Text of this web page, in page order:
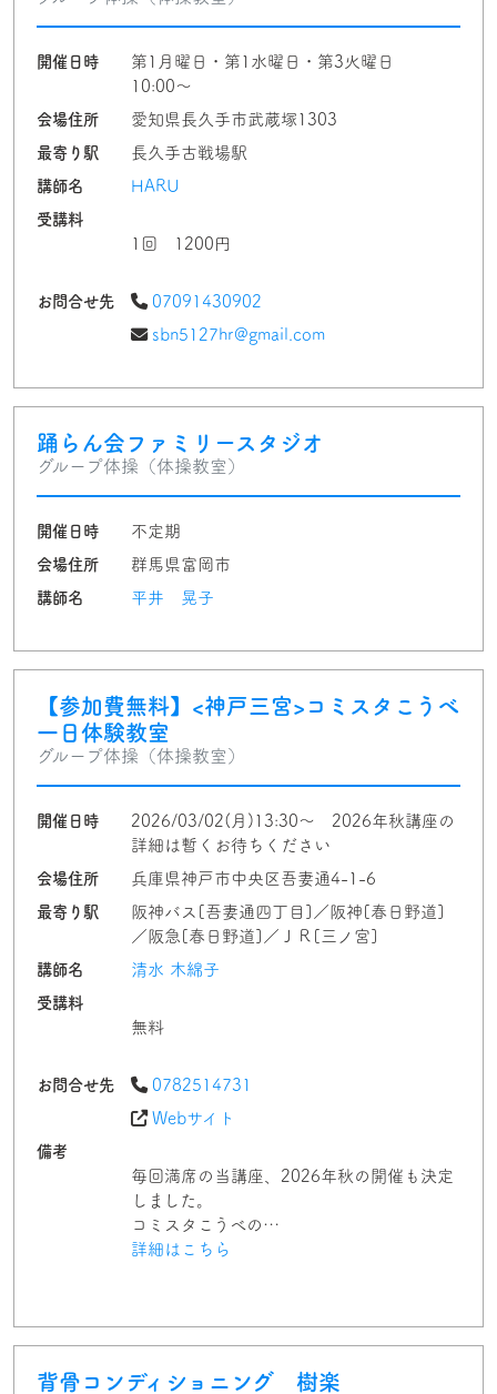
開催日時
第1月曜日・第1水曜日・第3火曜日
10:00〜
会場住所
愛知県長久手市武蔵塚1303
最寄り駅
長久手古戦場駅
講師名
HARU
受講料
1回 1200円
お問合せ先
07091430902
sbn5127hr@gmail.com
踊らん会ファミリースタジオ
グループ体操（体操教室）
開催日時
不定期
会場住所
群馬県富岡市
講師名
平井 晃子
【参加費無料】<神戸三宮>コミスタこうべ
一日体験教室
グループ体操（体操教室）
開催日時
2026/03/02(月)13:30～ 2026年秋講座の
詳細は暫くお待ちください
会場住所
兵庫県神戸市中央区吾妻通4-1-6
最寄り駅
阪神バス[吾妻通四丁目]／阪神[春日野道]
／阪急[春日野道]／ＪＲ[三ノ宮]
講師名
清水 木綿子
受講料
無料
お問合せ先
0782514731
Webサイト
備考
毎回満席の当講座、2026年秋の開催も決定
しました。
コミスタこうべの…
詳細はこちら
背骨コンディショニング 樹楽